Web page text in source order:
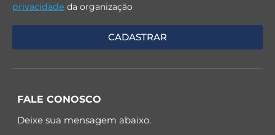
privacidade da organização
FALE CONOSCO
Deixe sua mensagem abaixo.